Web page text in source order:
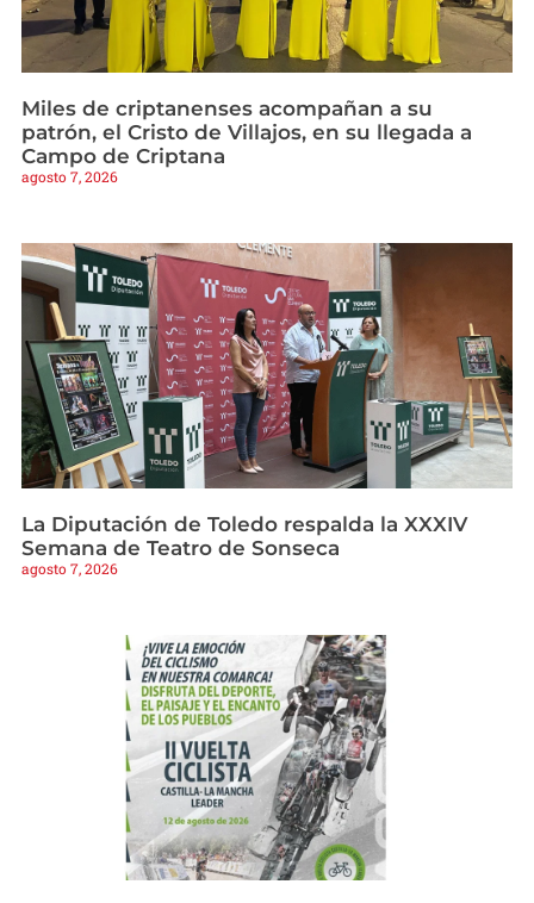
Miles de criptanenses acompañan a su
patrón, el Cristo de Villajos, en su llegada a
Campo de Criptana
agosto 7, 2026
La Diputación de Toledo respalda la XXXIV
Semana de Teatro de Sonseca
agosto 7, 2026